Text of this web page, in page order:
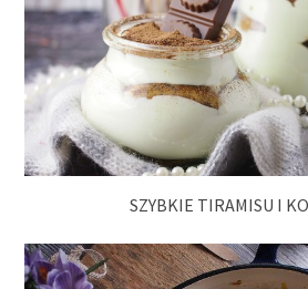
SZYBKIE TIRAMISU I